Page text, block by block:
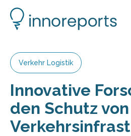
Verkehr Logistik
Innovative
den Schutz von